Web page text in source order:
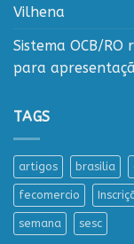
Vilhena
Sistema OCB/
para
TAGS
artigos brasilia
fecomercio
semana sesc